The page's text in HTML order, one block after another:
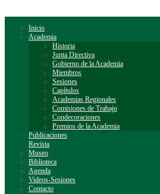
Inicio
Academia
Historia
Junta Directiva
Gobierno de la Academia
Miembros
Sesiones
Capítulos
Academias Regionales
Comisiones de Trabajo
Condecoraciones
Premios de la Academia
Publicaciones
Revista
Museo
Biblioteca
Agenda
Videos-Sesiones
Contacto